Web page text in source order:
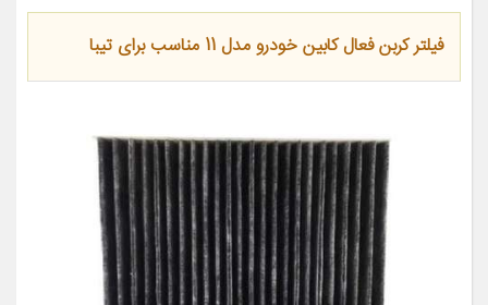
فیلتر کربن فعال کابین خودرو مدل 11 مناسب برای تیبا